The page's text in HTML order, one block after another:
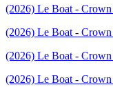
(2026) Le Boat -
(2026) Le Boat -
(2026) Le Boat -
(2026) Le Boat -